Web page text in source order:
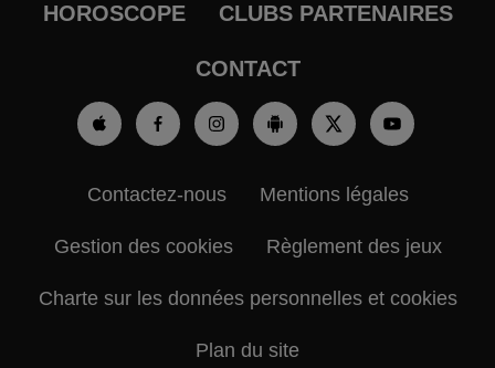
HOROSCOPE CLUBS PARTENAIRES
CONTACT
Contactez-nous Mentions légales
Gestion des cookies Règlement des jeux
Charte sur les données personnelles et cookies
Plan du site